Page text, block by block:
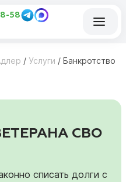
58
/ Услуги / Банкротство
СВО
списать долги с